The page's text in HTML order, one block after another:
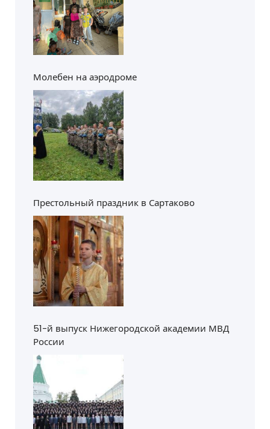
Молебен на аэродроме
Престольный праздник в Сартаково
51-й выпуск Нижегородской академии МВД
России